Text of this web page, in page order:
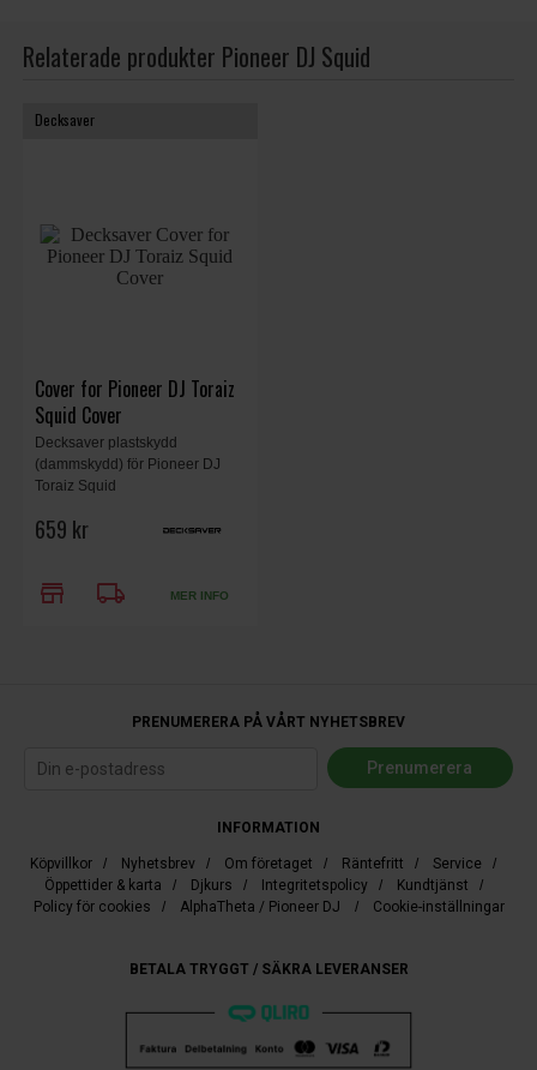
Relaterade produkter Pioneer DJ Squid
Decksaver
Cover for Pioneer DJ Toraiz
Squid Cover
Decksaver plastskydd
(dammskydd) för Pioneer DJ
Toraiz Squid
659 kr
store local_shipping MER INFO
PRENUMERERA PÅ VÅRT NYHETSBREV
INFORMATION
Köpvillkor / Nyhetsbrev / Om företaget / Räntefritt / Service /
Öppettider & karta / Djkurs / Integritetspolicy / Kundtjänst /
Policy för cookies / AlphaTheta / Pioneer DJ / Cookie-inställningar
BETALA TRYGGT / SÄKRA LEVERANSER